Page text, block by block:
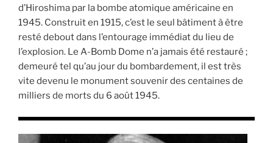
d’Hiroshima par la bombe atomique américaine en
1945. Construit en 1915, c’est le seul bâtiment à être
resté debout dans l’entourage immédiat du lieu de
l’explosion. Le A-Bomb Dome n’a jamais été restauré ;
demeuré tel qu’au jour du bombardement, il est très
vite devenu le monument souvenir des centaines de
milliers de morts du 6 août 1945.